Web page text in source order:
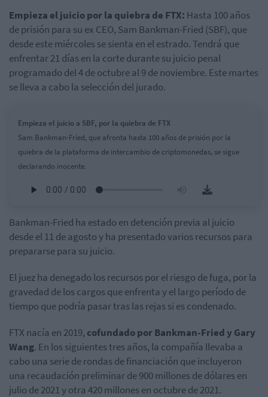
Empieza el juicio por la quiebra de FTX: Hasta 100 años
de prisión para su ex CEO, Sam Bankman-Fried (SBF), que
desde este miércoles se sienta en el estrado. Tendrá que
enfrentar 21 días en la corte durante su juicio penal
programado del 4 de octubre al 9 de noviembre. Este martes
se lleva a cabo la selección del jurado.
Empieza el juicio a SBF, por la quiebra de FTX
Sam Bankman-Fried, que afronta hasta 100 años de prisión por la
quiebra de la plataforma de intercambio de criptomonedas, se sigue
declarando inocente.
Bankman-Fried ha estado en detención previa al juicio
desde el 11 de agosto y ha presentado varios recursos para
prepararse para su juicio.
El juez ha denegado los recursos por el riesgo de fuga, por la
gravedad de los cargos que enfrenta y el largo período de
tiempo que podría pasar tras las rejas si es condenado.
FTX nacía en 2019, cofundado por Bankman-Fried y Gary
Wang. En los siguientes tres años, la compañía llevaba a
cabo una serie de rondas de financiación que incluyeron
una recaudación preliminar de 900 millones de dólares en
julio de 2021 y otra 420 millones en octubre de 2021.